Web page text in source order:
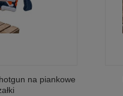
na piankowe